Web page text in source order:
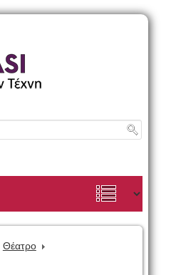
Θέατρο